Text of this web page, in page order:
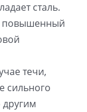
сталь.
повышенный
течи,
сильного